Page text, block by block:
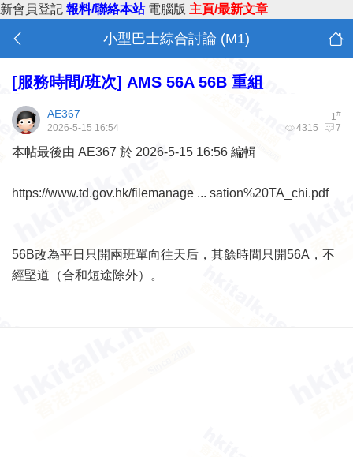
新會員登記 報料/聯絡本站 電腦版 主頁/最新文章
小型巴士綜合討論 (M1)
[服務時間/班次] AMS 56A 56B 重組
1#
AE367
4315 7
2026-5-15 16:54
本帖最後由 AE367 於 2026-5-15 16:56 編輯
https://www.td.gov.hk/filemanage ... sation%20TA_chi.pdf
56B改為平日只開兩班單向往天后，其餘時間只開56A，不
經堅道（合和短途除外）。